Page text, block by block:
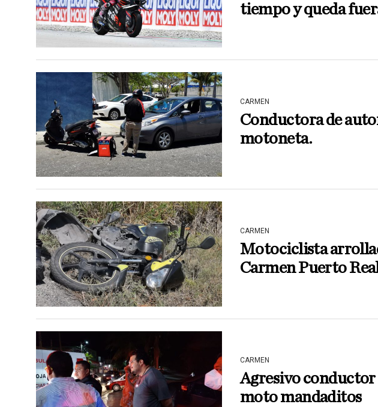
tiempo y queda
CARMEN
Conductora de
motoneta.
CARMEN
Motociclista
Carmen Puerto
CARMEN
Agresivo conductor
moto mandaditos